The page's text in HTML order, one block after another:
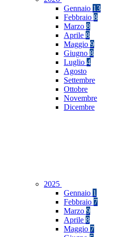
Gennaio 13
Febbraio 8
Marzo 8
Aprile 8
Maggio 9
Giugno 8
Luglio 4
Agosto
Settembre
Ottobre
Novembre
Dicembre
2025
Gennaio 1
Febbraio 7
Marzo 9
Aprile 8
Maggio 7